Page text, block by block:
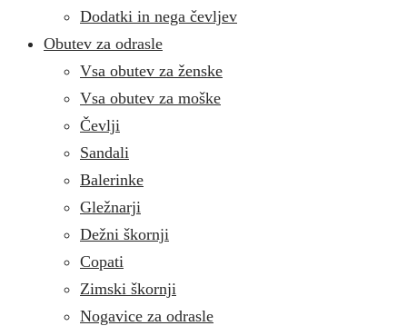
Dodatki in nega čevljev
Obutev za odrasle
Vsa obutev za ženske
Vsa obutev za moške
Čevlji
Sandali
Balerinke
Gležnarji
Dežni škornji
Copati
Zimski škornji
Nogavice za odrasle